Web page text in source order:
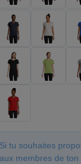
Si tu souhaites
aux membres de